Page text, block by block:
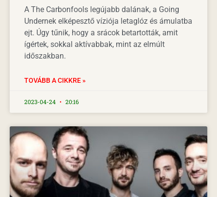
A The Carbonfools legújabb dalának, a Going
Undernek elképesztő víziója letaglóz és ámulatba
ejt. Úgy tűnik, hogy a srácok betartották, amit
ígértek, sokkal aktívabbak, mint az elmúlt
időszakban.
TOVÁBB A CIKKRE »
2023-04-24 20:16